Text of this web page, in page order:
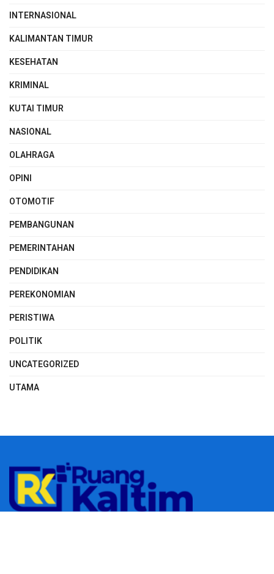
INTERNASIONAL
KALIMANTAN TIMUR
KESEHATAN
KRIMINAL
KUTAI TIMUR
NASIONAL
OLAHRAGA
OPINI
OTOMOTIF
PEMBANGUNAN
PEMERINTAHAN
PENDIDIKAN
PEREKONOMIAN
PERISTIWA
POLITIK
UNCATEGORIZED
UTAMA